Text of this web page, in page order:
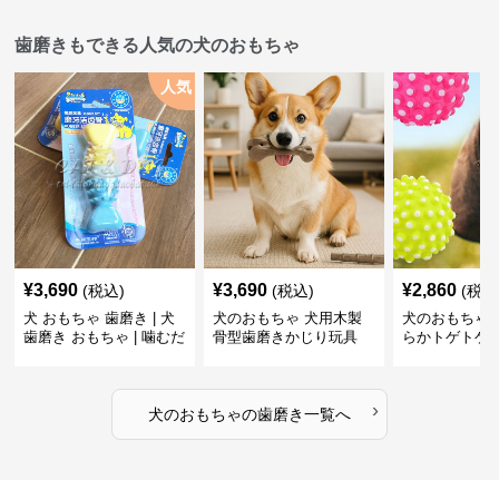
歯磨きもできる人気の犬のおもちゃ
人気
¥3,690 (税込)
犬 おもちゃ 歯磨き | 犬
歯磨き おもちゃ | 噛むだ
¥3,690 (税込)
犬のおもちゃ 犬用木製
骨型歯磨きかじり玩具
¥2,860 (税
犬のおもちゃ
らかトゲトゲ
犬のおもちゃの歯磨き一覧へ ›